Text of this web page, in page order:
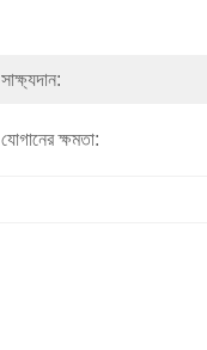
সাক্ষ্যদান:
যোগানের ক্ষমতা: